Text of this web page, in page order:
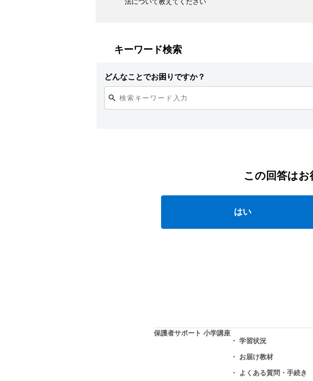
キーワード検索
どんなことでお困りですか？
この回答はお
はい
保護者サポート 小学講座
学習状況
お届け教材
よくある質問・手続き